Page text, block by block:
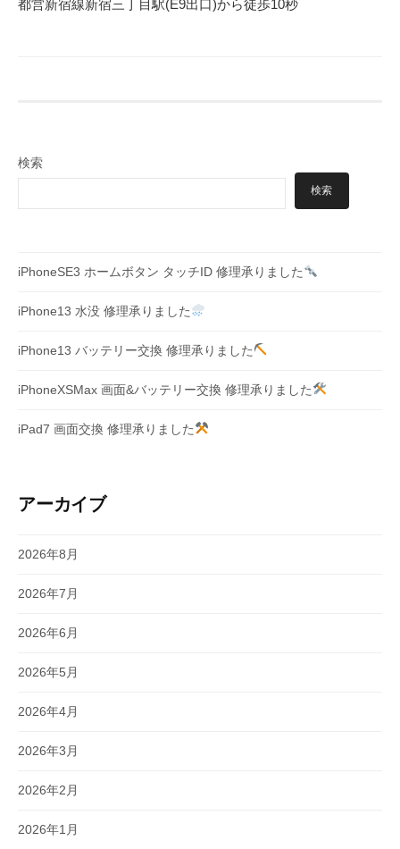
都営新宿線新宿三丁目駅(E9出口 )から徒歩10秒
検索
検索
iPhoneSE3 ホームボタン タッチID 修理承りました
iPhone13 水没 修理承りました
iPhone13 バッテリー交換 修理承りました
iPhoneXSMax 画面&バッテリー交換 修理承りました
iPad7 画面交換 修理承りました
アーカイブ
2026年8月
2026年7月
2026年6月
2026年5月
2026年4月
2026年3月
2026年2月
2026年1月